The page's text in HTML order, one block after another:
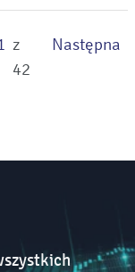
z
42
Następna